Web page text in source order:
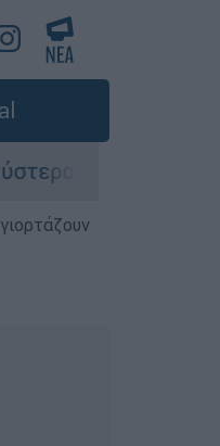
πυροβολισμούς: